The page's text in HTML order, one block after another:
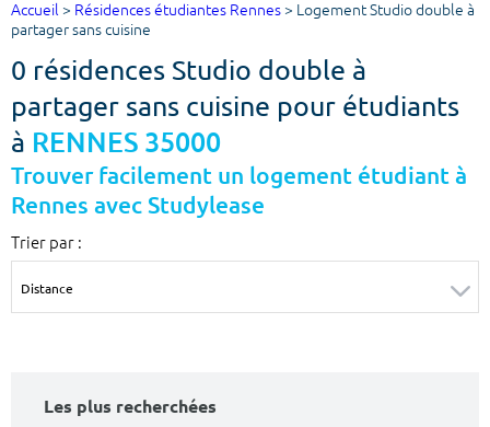
Votre recherche
Ville, école
Budget min
€
Budget max
m² m²
Accueil > Résidences étudiantes Rennes > Logement Studio double à
partager sans cuisine
0 résidences Studio double à
partager sans cuisine pour étudiants
à RENNES 35000
Trouver facilement un logement étudiant à
Rennes avec Studylease
Trier par :
Les plus recherchées